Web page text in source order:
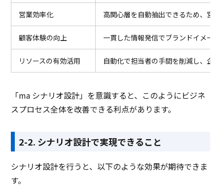
営業効率化 高関心層を自動抽出できるため、営
顧客体験の向上 一貫した情報発信でブランドイメー
リソースの有効活用 自動化で担当者の手間を削減し、企
「ma シナリオ設計」を意識すると、このようにビジネ
スプロセス全体を改善できる利点があります。
2-2. シナリオ設計で実現できること
シナリオ設計を行うと、以下のような効果が期待できま
す。